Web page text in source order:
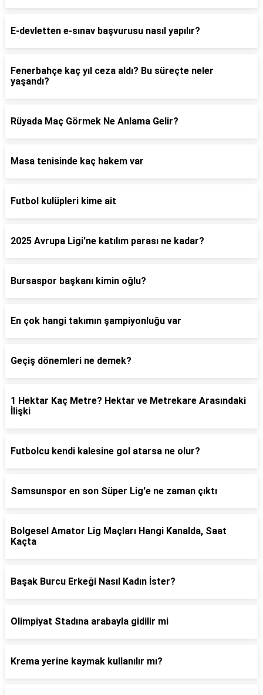
E-devletten e-sınav başvurusu nasıl yapılır?
Fenerbahçe kaç yıl ceza aldı? Bu süreçte neler
yaşandı?
Rüyada Maç Görmek Ne Anlama Gelir?
Masa tenisinde kaç hakem var
Futbol kulüpleri kime ait
2025 Avrupa Ligi'ne katılım parası ne kadar?
Bursaspor başkanı kimin oğlu?
En çok hangi takımın şampiyonluğu var
Geçiş dönemleri ne demek?
1 Hektar Kaç Metre? Hektar ve Metrekare Arasındaki
İlişki
Futbolcu kendi kalesine gol atarsa ne olur?
Samsunspor en son Süper Lig'e ne zaman çıktı
Bolgesel Amator Lig Maçları Hangi Kanalda, Saat
Kaçta
Başak Burcu Erkeği Nasıl Kadın İster?
Olimpiyat Stadına arabayla gidilir mi
Krema yerine kaymak kullanılır mı?